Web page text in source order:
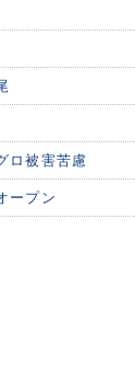
ロ被害苦慮
ープン